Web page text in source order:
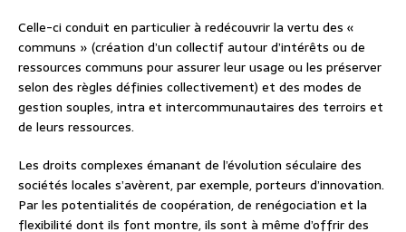
Celle-ci conduit en particulier à redécouvrir la vertu des «
communs » (création d’un collectif autour d’intérêts ou de
ressources communs pour assurer leur usage ou les préserver
selon des règles définies collectivement) et des modes de
gestion souples, intra et intercommunautaires des terroirs et
de leurs ressources.
Les droits complexes émanant de l’évolution séculaire des
sociétés locales s’avèrent, par exemple, porteurs d’innovation.
Par les potentialités de coopération, de renégociation et la
flexibilité dont ils font montre, ils sont à même d’offrir des